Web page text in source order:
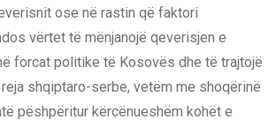
ose në rastin që faktori
vërtet të mënjanojë qeverisjen e
forcat politike të Kosovës dhe të trajtojë
shqiptaro-serbe, vetëm me shoqërinë
pëshpëritur kërcënueshëm kohët e